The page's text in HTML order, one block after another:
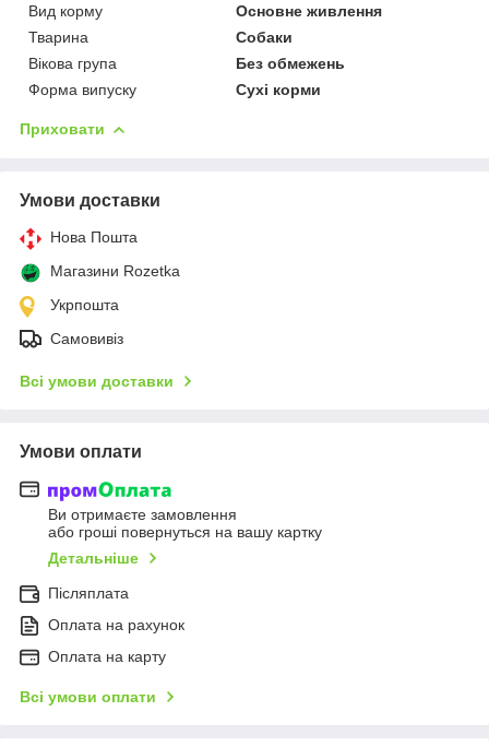
Вид корму
Основне живлення
Тварина
Собаки
Вікова група
Без обмежень
Форма випуску
Сухі корми
Приховати
Умови доставки
Нова Пошта
Магазини Rozetka
Укрпошта
Самовивіз
Всі умови доставки
Умови оплати
Ви отримаєте замовлення
або гроші повернуться на вашу картку
Детальніше
Післяплата
Оплата на рахунок
Оплата на карту
Всі умови оплати